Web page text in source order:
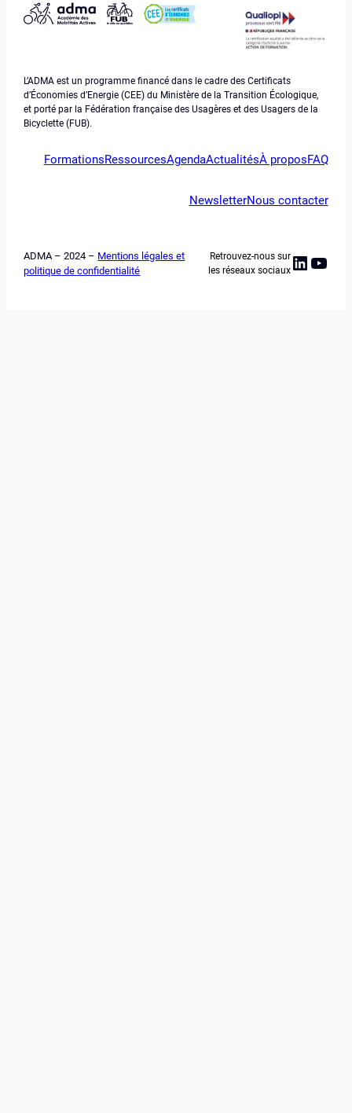
L’ADMA est un programme financé dans le cadre des Certificats
d’Économies d’Energie (CEE) du Ministère de la Transition Écologique,
et porté par la Fédération française des Usagères et des Usagers de la
Bicyclette (FUB).
FormationsRessourcesAgendaActualitésÀ proposFAQ
NewsletterNous contacter
ADMA – 2024 – Mentions légales et
politique de confidentialité
Retrouvez-nous sur
les réseaux sociaux